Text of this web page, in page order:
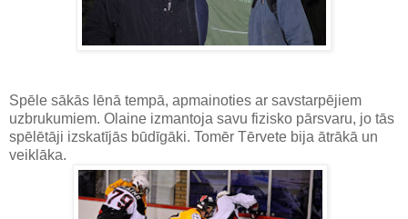
Spēle sākās lēnā tempā, apmainoties ar savstarpējiem
uzbrukumiem. Olaine izmantoja savu fizisko pārsvaru, jo tās
spēlētāji izskatījās būdīgāki. Tomēr Tērvete bija ātrākā un
veiklāka.